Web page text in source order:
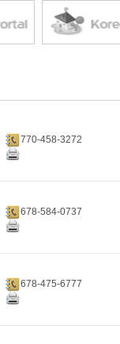
770-458-3272
678-584-0737
678-475-6777